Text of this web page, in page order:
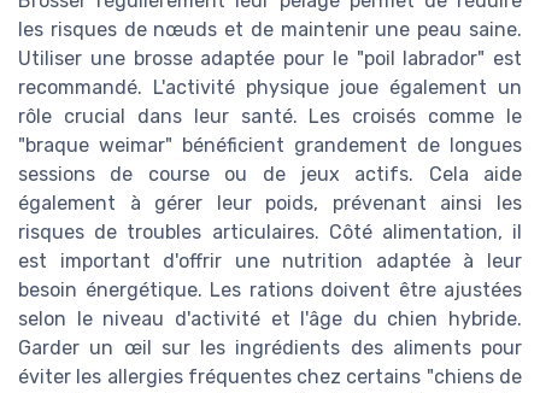
les risques de nœuds et de maintenir une peau saine.
Utiliser une brosse adaptée pour le "poil labrador" est
recommandé. L'activité physique joue également un
rôle crucial dans leur santé. Les croisés comme le
"braque weimar" bénéficient grandement de longues
sessions de course ou de jeux actifs. Cela aide
également à gérer leur poids, prévenant ainsi les
risques de troubles articulaires. Côté alimentation, il
est important d'offrir une nutrition adaptée à leur
besoin énergétique. Les rations doivent être ajustées
selon le niveau d'activité et l'âge du chien hybride.
Garder un œil sur les ingrédients des aliments pour
éviter les allergies fréquentes chez certains "chiens de